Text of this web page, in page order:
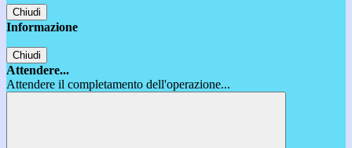
Chiudi
Informazione
Chiudi
Attendere...
Attendere il completamento dell'operazione...